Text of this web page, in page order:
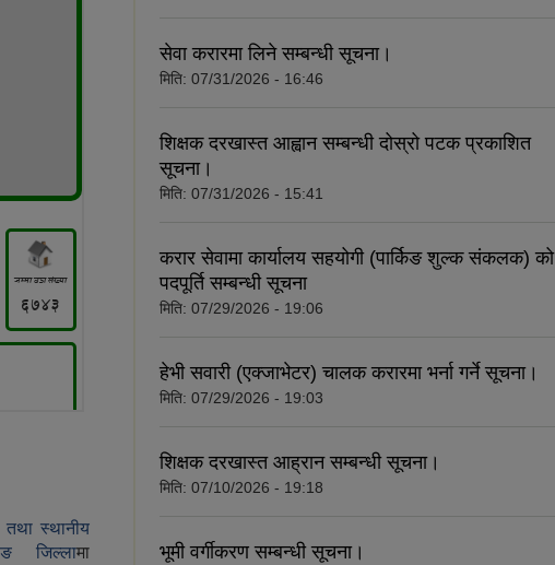
तथा स्थानीय
जिल्लामा
सेवा करारमा लिने सम्बन्धी सूचना।
मिति: 07/31/2026 - 16:46
शिक्षक दरखास्त आह्वान सम्बन्धी दोस्रो पटक प्रकाशित
सूचना।
मिति: 07/31/2026 - 15:41
करार सेवामा कार्यालय सहयोगी (पार्किङ शुल्क संकलक) को
पदपूर्ति सम्बन्धी सूचना
मिति: 07/29/2026 - 19:06
हेभी सवारी (एक्जाभेटर) चालक करारमा भर्ना गर्ने सूचना।
मिति: 07/29/2026 - 19:03
शिक्षक दरखास्त आह्रान सम्बन्धी सूचना।
मिति: 07/10/2026 - 19:18
भूमी वर्गीकरण सम्बन्धी सूचना।